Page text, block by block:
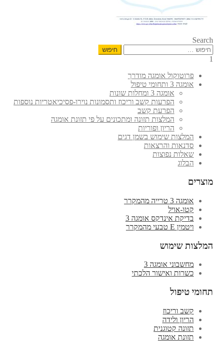
Search
חיפוש:
1
פרוטוקול אומגה מודרך
אומגה 3 ותחומי טיפול
אומגה 3 ומחלות שונות
הפרעות קשב וריכוז ותסמונות נוירו-פסיכיאטריות נוספות
הפרעת קשב
המלצות תזונה ומתכונים על פי תזונת אומגה
הריון ופוריות
המלצות שימוש בשמן דגים
סדנאות והרצאות
שאלות נפוצות
הבלוג
מוצרים
אומגה 3 טרייה מהמקרר
קטו-אויל
בדיקת אינדקס אומגה 3
ויטמין E טבעי מהמקרר
המלצות שימוש
מחשבוני אומגה 3
כשרות ואישור הלכתי
תחומי טיפול
קשב וריכוז
הריון ולידה
תזונה קטוגנית
תזונת אומגה